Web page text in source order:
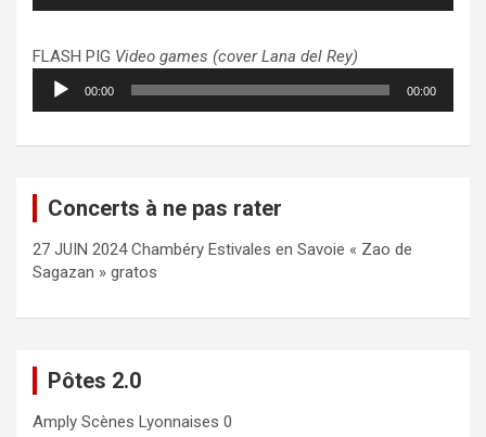
FLASH PIG Video games (cover Lana del Rey)
Lecteur
audio
00:00 00:00
Concerts à ne pas rater
27 JUIN 2024 Chambéry Estivales en Savoie « Zao de
Sagazan » gratos
Pôtes 2.0
Amply Scènes Lyonnaises 0